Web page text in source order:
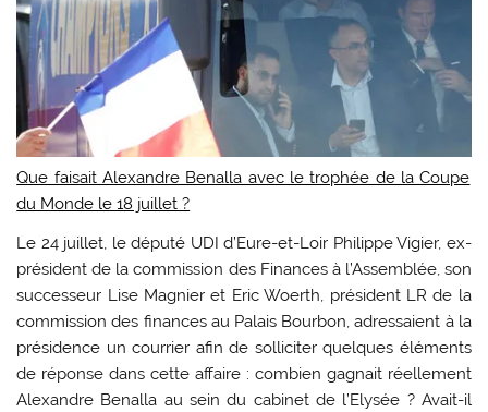
Que faisait Alexandre Benalla avec le trophée de la Coupe
du Monde le 18 juillet ?
Le 24 juillet, le député UDI d’Eure-et-Loir Philippe Vigier, ex-
président de la commission des Finances à l’Assemblée, son
successeur Lise Magnier et Eric Woerth, président LR de la
commission des finances au Palais Bourbon, adressaient à la
présidence un courrier afin de solliciter quelques éléments
de réponse dans cette affaire : combien gagnait réellement
Alexandre Benalla au sein du cabinet de l’Elysée ? Avait-il